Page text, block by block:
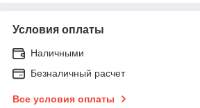
Условия оплаты
Наличными
Безналичный расчет
Все условия оплаты